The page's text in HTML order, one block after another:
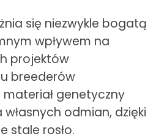
się niezwykle bogatą
wpływem na
projektów
breederów
genetyczny
odmian, dzięki
stale rosło.